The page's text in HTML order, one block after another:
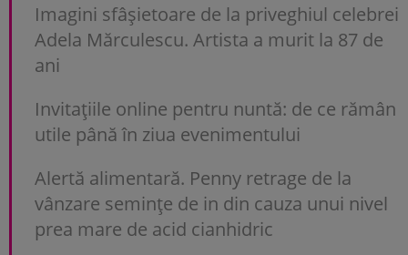
Imagini sfâșietoare de la priveghiul celebrei
Adela Mărculescu. Artista a murit la 87 de
ani
Invitațiile online pentru nuntă: de ce rămân
utile până în ziua evenimentului
Alertă alimentară. Penny retrage de la
vânzare semințe de in din cauza unui nivel
prea mare de acid cianhidric